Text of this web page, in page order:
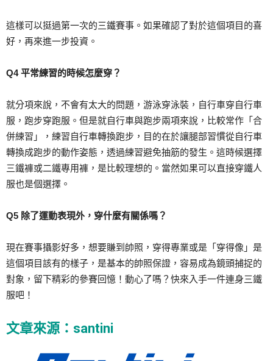
這樣可以挺過第一次的三鐵賽事。如果確認了對於這個項目的喜
好，再來進一步投資。
Q4 平常練習的時候怎麼穿？
就分項來說，不會有太大的問題，游泳穿泳裝，自行車穿自行車
服，跑步穿跑服。但是就自行車與跑步兩項來說，比較常作「合
併練習」，練習自行車轉換跑步，目的在於讓腿部習慣從自行車
轉換成跑步的動作姿態，透過練習避免抽筋的發生。這時候選擇
三鐵褲或二鐵專用褲，是比較理想的。當然如果可以直接穿鐵人
服也是個選擇。
Q5 除了運動表現外，穿什麼有關係嗎？
現在賽事攝影好多，想要賺到帥照，穿得專業或是「穿得像」是
這個項目該有的樣子，是基本的帥照保證，容易成為鏡頭捕捉的
對象，留下精彩的參賽回憶！動心了嗎？快來入手一件連身三鐵
服吧！
文章來源：santini